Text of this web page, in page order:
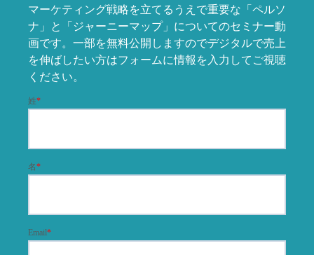
マーケティング戦略を立てるうえで重要な「ペルソ
ナ」と「ジャーニーマップ」についてのセミナー動
画です。一部を無料公開しますのでデジタルで売上
を伸ばしたい方はフォームに情報を入力してご視聴
ください。
姓*
名*
Email*